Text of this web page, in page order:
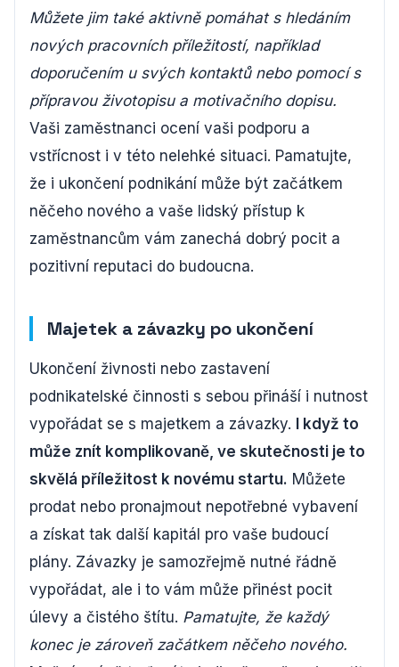
Můžete jim také aktivně pomáhat s hledáním
nových pracovních příležitostí, například
doporučením u svých kontaktů nebo pomocí s
přípravou životopisu a motivačního dopisu.
Vaši zaměstnanci ocení vaši podporu a
vstřícnost i v této nelehké situaci. Pamatujte,
že i ukončení podnikání může být začátkem
něčeho nového a vaše lidský přístup k
zaměstnancům vám zanechá dobrý pocit a
pozitivní reputaci do budoucna.
Majetek a závazky po ukončení
Ukončení živnosti nebo zastavení
podnikatelské činnosti s sebou přináší i nutnost
vypořádat se s majetkem a závazky.
I když to
může znít komplikovaně, ve skutečnosti je to
skvělá příležitost k novému startu. Můžete
prodat nebo pronajmout nepotřebné vybavení
a získat tak další kapitál pro vaše budoucí
plány. Závazky je samozřejmě nutné řádně
vypořádat, ale i to vám může přinést pocit
úlevy a čistého štítu. Pamatujte, že každý
konec je zároveň začátkem něčeho nového.